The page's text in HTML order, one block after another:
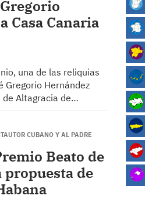
Casa Canaria
una de las reliquias
Gregorio Hernández
de Altagracia de…
CUBANO Y AL PADRE
Beato de
propuesta de